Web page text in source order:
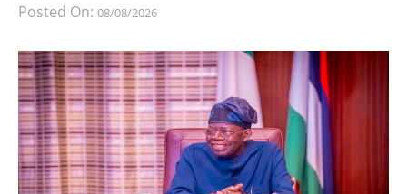
Posted On: 08/08/2026